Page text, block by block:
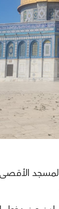
المسجد